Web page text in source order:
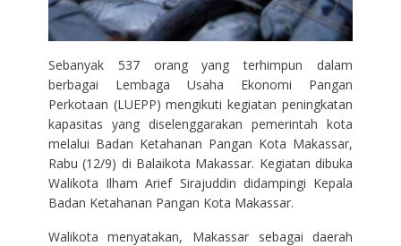
Sebanyak 537 orang yang terhimpun dalam
berbagai Lembaga Usaha Ekonomi Pangan
Perkotaan (LUEPP) mengikuti kegiatan peningkatan
kapasitas yang diselenggarakan pemerintah kota
melalui Badan Ketahanan Pangan Kota Makassar,
Rabu (12/9) di Balaikota Makassar. Kegiatan dibuka
Walikota Ilham Arief Sirajuddin didampingi Kepala
Badan Ketahanan Pangan Kota Makassar.
Walikota menyatakan, Makassar sebagai daerah